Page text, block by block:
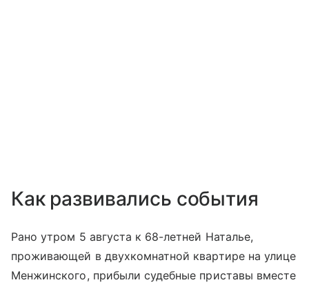
Как развивались события
Рано утром 5 августа к 68-летней Наталье,
проживающей в двухкомнатной квартире на улице
Менжинского, прибыли судебные приставы вместе